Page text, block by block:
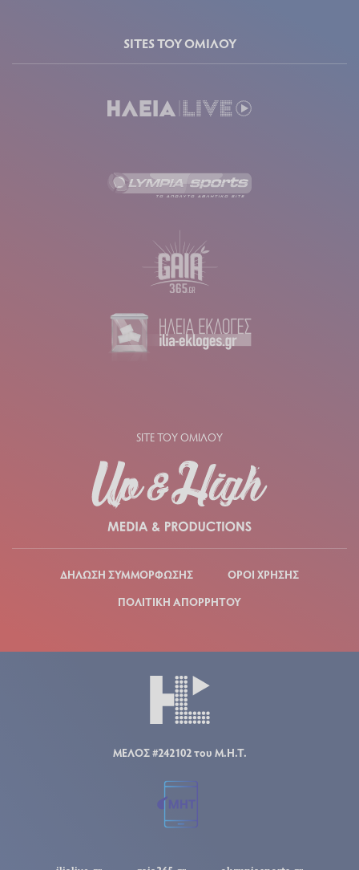
SITES ΤΟΥ ΟΜΙΛΟΥ
SITE ΤΟΥ ΟΜΙΛΟΥ
ΔΗΛΩΣΗ ΣΥΜΜΟΡΦΩΣΗΣ
ΟΡΟΙ ΧΡΗΣΗΣ
ΠΟΛΙΤΙΚΗ ΑΠΟΡΡΗΤΟΥ
ΜΕΛΟΣ #242102 του Μ.Η.Τ.